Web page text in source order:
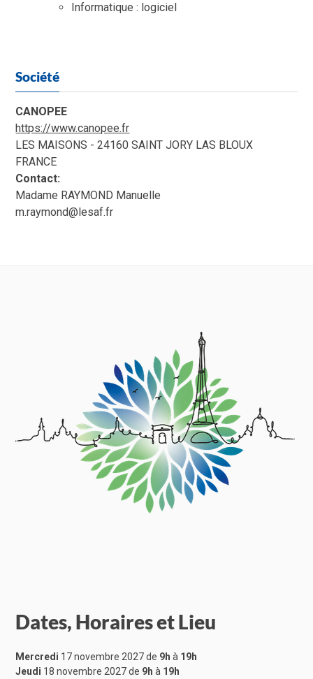
Informatique : logiciel
Société
CANOPEE
https://www.canopee.fr
LES MAISONS - 24160 SAINT JORY LAS BLOUX
FRANCE
Contact:
Madame RAYMOND Manuelle
m.raymond@lesaf.fr
Dates, Horaires et Lieu
Mercredi 17 novembre 2027 de 9hà 19h
Jeudi 18 novembre 2027 de 9hà 19h